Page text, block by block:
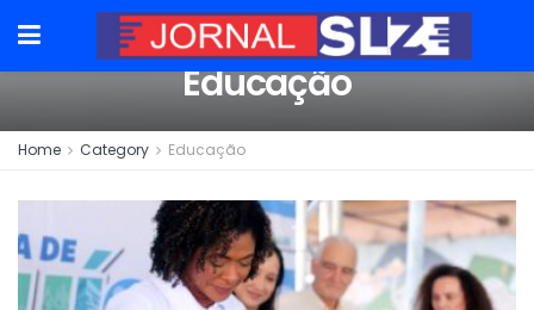
Educação
Home Category Educação